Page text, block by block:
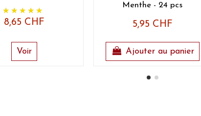
8,65 CHF
Voir
Menthe - 24 pcs
5,95 CHF
Ajouter au panier